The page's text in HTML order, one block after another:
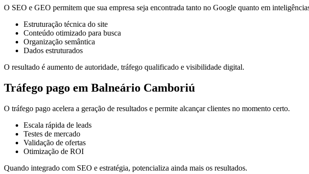
O SEO e GEO permitem que sua empresa seja encontrada tanto no Google quanto em
Estruturação técnica do site
Conteúdo otimizado para busca
Organização semântica
Dados estruturados
O resultado é aumento de autoridade, tráfego qualificado e visibilidade digital.
Tráfego pago em Balneário Camboriú
O tráfego pago acelera a geração de resultados e permite alcançar clientes no momento certo.
Escala rápida de leads
Testes de mercado
Validação de ofertas
Otimização de ROI
Quando integrado com SEO e estratégia, potencializa ainda mais os resultados.